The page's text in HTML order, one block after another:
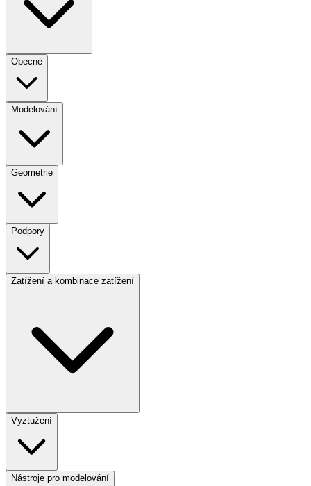
Obecné
Modelování
Geometrie
Podpory
Zatížení a kombinace zatížení
Vyztužení
Nástroje pro modelování